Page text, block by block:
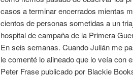
casos a terminar encerrados mientas
cientos de personas sometidas a un
hospital de campaña de la Primera
En seis semanas. Cuando Julián me
le comenté lo alineado que lo veía con
Peter Frase publicado por Blackie